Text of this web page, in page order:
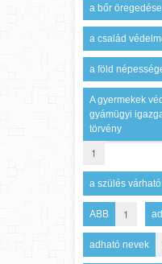
a bőr öregedése
a család
a föld
A gyermekek
gyámügyi
törvény
1
a szülés
ABB 1
adható nevek